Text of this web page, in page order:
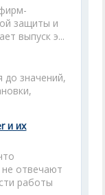
защиты и
выпуск э...
значений,
и их
не отвечают
работы